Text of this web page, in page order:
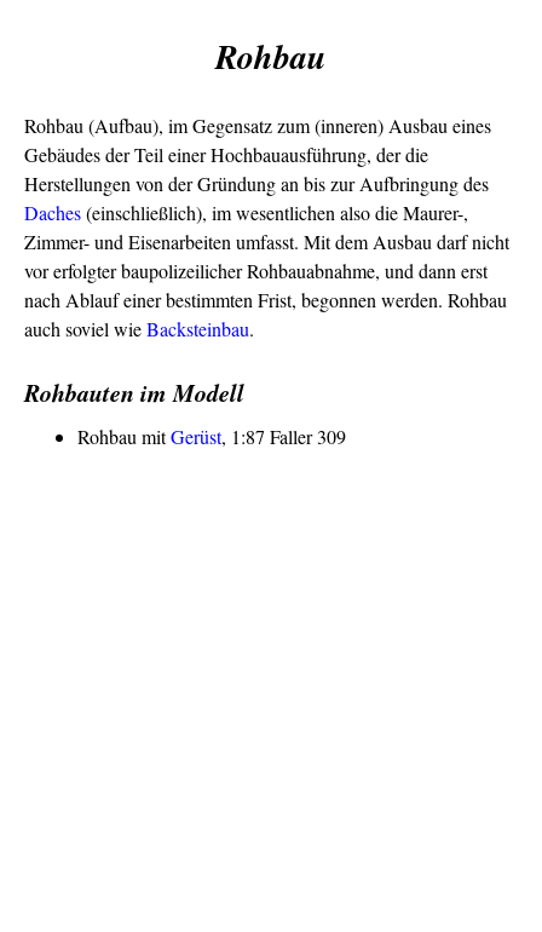
Rohbau
Rohbau (Aufbau), im Gegensatz zum (inneren) Ausbau eines
Gebäudes der Teil einer Hochbauausführung, der die
Herstellungen von der Gründung an bis zur Aufbringung des
Daches(einschließlich), im wesentlichen also die Maurer-,
Zimmer- und Eisenarbeiten umfasst. Mit dem Ausbau darf nicht
vor erfolgter baupolizeilicher Rohbauabnahme, und dann erst
nach Ablauf einer bestimmten Frist, begonnen werden. Rohbau
auch soviel wieBacksteinbau.
Rohbauten im Modell
Rohbau mitGerüst, 1:87 Faller 309